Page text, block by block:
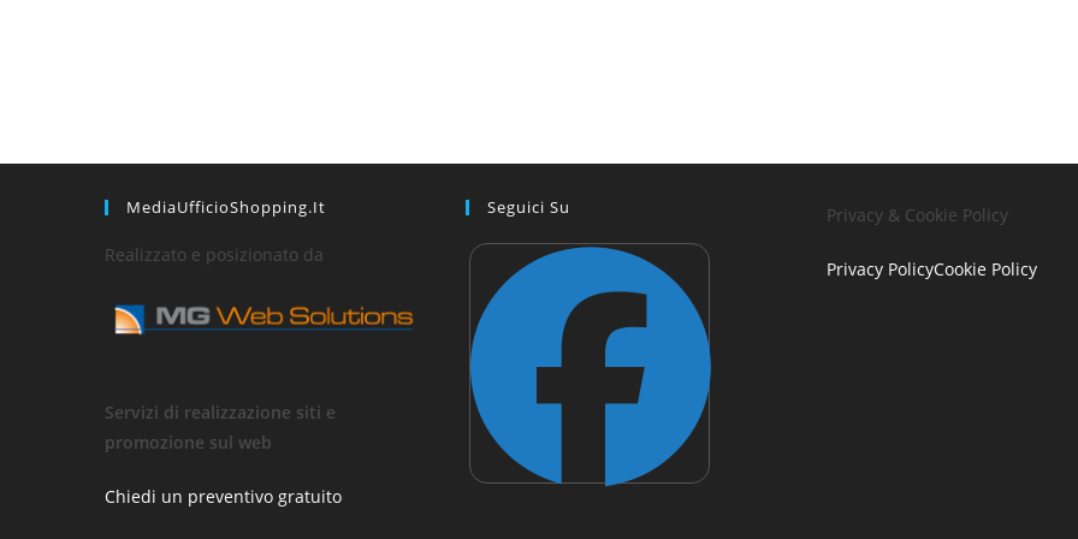
MediaUfficioShopping.it
Realizzato e posizionato da
Servizi di realizzazione siti e
promozione sul web
Chiedi un preventivo gratuito
Seguici Su Privacy & Cookie Policy
Privacy PolicyCookie Policy